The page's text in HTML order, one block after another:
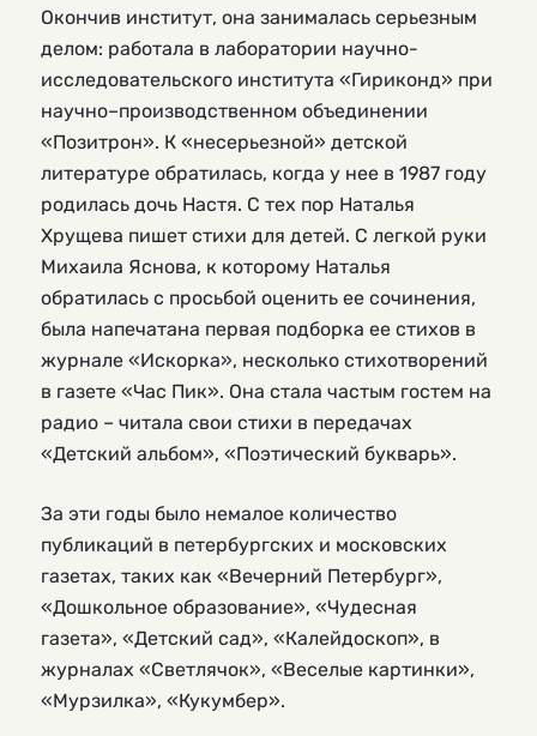
Окончив институт, она занималась серьезным
делом: работала в лаборатории научно-
исследовательского института «Гириконд» при
научно–производственном объединении
«Позитрон». К «несерьезной» детской
литературе обратилась, когда у нее в 1987 году
родилась дочь Настя. С тех пор Наталья
Хрущева пишет стихи для детей. С легкой руки
Михаила Яснова, к которому Наталья
обратилась с просьбой оценить ее сочинения,
была напечатана первая подборка ее стихов в
журнале «Искорка», несколько стихотворений
в газете «Час Пик». Она стала частым гостем на
радио – читала свои стихи в передачах
«Детский альбом», «Поэтический букварь».
За эти годы было немалое количество
публикаций в петербургских и московских
газетах, таких как «Вечерний Петербург»,
«Дошкольное образование», «Чудесная
газета», «Детский сад», «Калейдоскоп», в
журналах «Светлячок», «Веселые картинки»,
«Мурзилка», «Кукумбер».